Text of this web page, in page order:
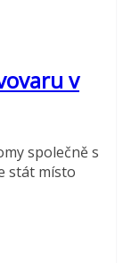
v
společně s
stát místo